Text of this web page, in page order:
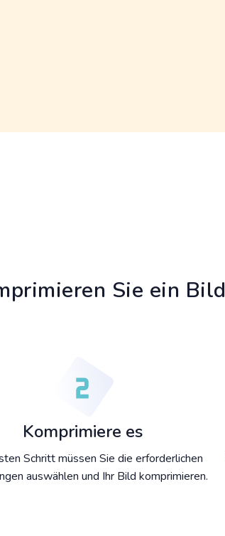
Sie ein Bild
Komprimiere es
Schritt müssen Sie die erforderlichen
auswählen und Ihr Bild komprimieren.